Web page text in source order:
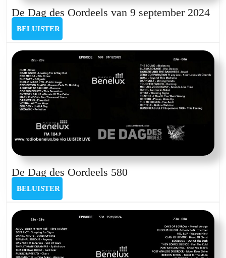
De Dag des Oordeels van 9 september 2024De
van
9
BELUISTER
De Dag des Oordeels 580De
Oordeels
BELUISTER